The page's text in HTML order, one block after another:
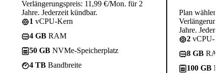
Verlängerungspreis: 11,99 €/Mon. für 2
Jahre. Jederzeit kündbar.
1 vCPU-Kern
4 GB RAM
50 GB NVMe-Speicherplatz
4 TB Bandbreite
Plan wählen
Jahre.
2 vCPU-
8 GB
100 GB